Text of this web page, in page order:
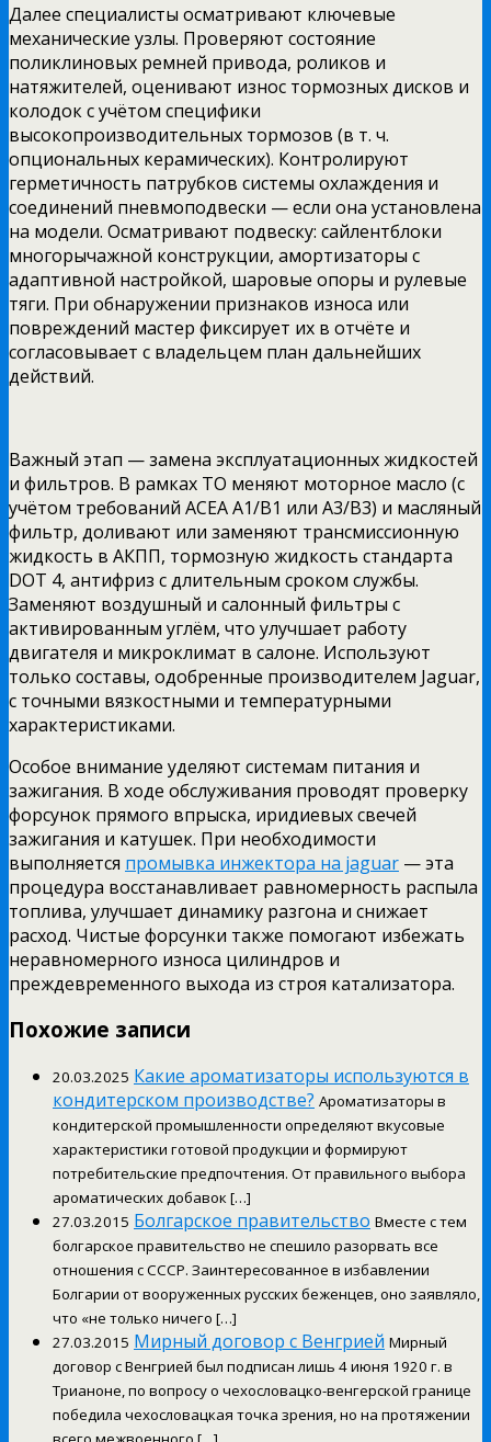
Далее специалисты осматривают ключевые
механические узлы. Проверяют состояние
поликлиновых ремней привода, роликов и
натяжителей, оценивают износ тормозных дисков и
колодок с учётом специфики
высокопроизводительных тормозов (в т. ч.
опциональных керамических). Контролируют
герметичность патрубков системы охлаждения и
соединений пневмоподвески — если она установлена
на модели. Осматривают подвеску: сайлентблоки
многорычажной конструкции, амортизаторы с
адаптивной настройкой, шаровые опоры и рулевые
тяги. При обнаружении признаков износа или
повреждений мастер фиксирует их в отчёте и
согласовывает с владельцем план дальнейших
действий.
Важный этап — замена эксплуатационных жидкостей
и фильтров. В рамках ТО меняют моторное масло (с
учётом требований ACEA A1/B1 или A3/B3) и масляный
фильтр, доливают или заменяют трансмиссионную
жидкость в АКПП, тормозную жидкость стандарта
DOT 4, антифриз с длительным сроком службы.
Заменяют воздушный и салонный фильтры с
активированным углём, что улучшает работу
двигателя и микроклимат в салоне. Используют
только составы, одобренные производителем Jaguar,
с точными вязкостными и температурными
характеристиками.
Особое внимание уделяют системам питания и
зажигания. В ходе обслуживания проводят проверку
форсунок прямого впрыска, иридиевых свечей
зажигания и катушек. При необходимости
выполняется промывка инжектора на jaguar — эта
процедура восстанавливает равномерность распыла
топлива, улучшает динамику разгона и снижает
расход. Чистые форсунки также помогают избежать
неравномерного износа цилиндров и
преждевременного выхода из строя катализатора.
Похожие записи
20.03.2025 Какие ароматизаторы используются в
кондитерском производстве? Ароматизаторы в
кондитерской промышленности определяют вкусовые
характеристики готовой продукции и формируют
потребительские предпочтения. От правильного выбора
ароматических добавок […]
27.03.2015 Болгарское правительство Вместе с тем
болгарское правительство не спешило разорвать все
отношения с СССР. Заинтересованное в избавлении
Болгарии от вооруженных русских беженцев, оно заявляло,
что «не только ничего […]
27.03.2015 Мирный договор с Венгрией Мирный
договор с Венгрией был подписан лишь 4 июня 1920 г. в
Трианоне, по вопросу о чехословацко-венгерской границе
победила чехословацкая точка зрения, но на протяжении